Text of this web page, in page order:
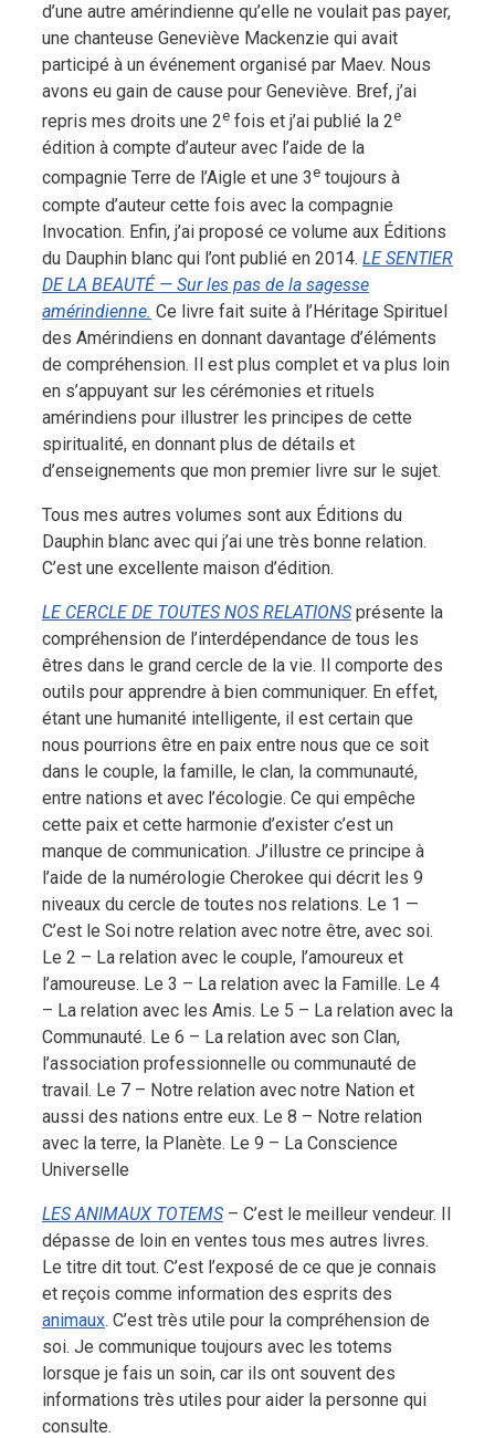
d’une autre amérindienne qu’elle ne voulait pas payer,
une chanteuse Geneviève Mackenzie qui avait
participé à un événement organisé par Maev. Nous
avons eu gain de cause pour Geneviève. Bref, j’ai
repris mes droits une 2e fois et j’ai publié la 2e
édition à compte d’auteur avec l’aide de la
compagnie Terre de l’Aigle et une 3e toujours à
compte d’auteur cette fois avec la compagnie
Invocation. Enfin, j’ai proposé ce volume aux Éditions
du Dauphin blanc qui l’ont publié en 2014. LE SENTIER
DE LA BEAUTÉ — Sur les pas de la sagesse
amérindienne. Ce livre fait suite à l’Héritage Spirituel
des Amérindiens en donnant davantage d’éléments
de compréhension. Il est plus complet et va plus loin
en s’appuyant sur les cérémonies et rituels
amérindiens pour illustrer les principes de cette
spiritualité, en donnant plus de détails et
d’enseignements que mon premier livre sur le sujet.
Tous mes autres volumes sont aux Éditions du
Dauphin blanc avec qui j’ai une très bonne relation.
C’est une excellente maison d’édition.
LE CERCLE DE TOUTES NOS RELATIONSprésente la
compréhension de l’interdépendance de tous les
êtres dans le grand cercle de la vie. Il comporte des
outils pour apprendre à bien communiquer. En effet,
étant une humanité intelligente, il est certain que
nous pourrions être en paix entre nous que ce soit
dans le couple, la famille, le clan, la communauté,
entre nations et avec l’écologie. Ce qui empêche
cette paix et cette harmonie d’exister c’est un
manque de communication. J’illustre ce principe à
l’aide de la numérologie Cherokee qui décrit les 9
niveaux du cercle de toutes nos relations. Le 1 —
C’est le Soi notre relation avec notre être, avec soi.
Le 2 – La relation avec le couple, l’amoureux et
l’amoureuse. Le 3 – La relation avec la Famille. Le 4
– La relation avec les Amis. Le 5 – La relation avec la
Communauté. Le 6 – La relation avec son Clan,
l’association professionnelle ou communauté de
travail. Le 7 – Notre relation avec notre Nation et
aussi des nations entre eux. Le 8 – Notre relation
avec la terre, la Planète. Le 9 – La Conscience
Universelle
LES ANIMAUX TOTEMS– C’est le meilleur vendeur. Il
dépasse de loin en ventes tous mes autres livres.
Le titre dit tout. C’est l’exposé de ce que je connais
et reçois comme information des esprits des
animaux. C’est très utile pour la compréhension de
soi. Je communique toujours avec les totems
lorsque je fais un soin, car ils ont souvent des
informations très utiles pour aider la personne qui
consulte.